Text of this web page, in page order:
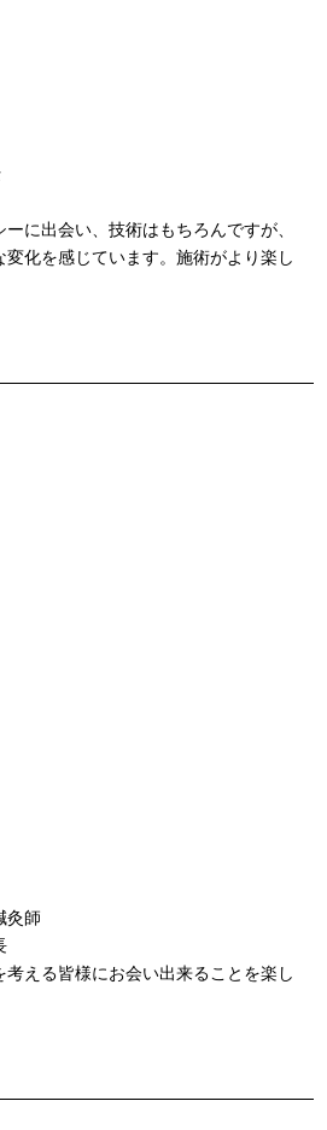
に出会い、技術はもちろんですが、
化を感じています。施術がより楽し
灸師
える皆様にお会い出来ることを楽し